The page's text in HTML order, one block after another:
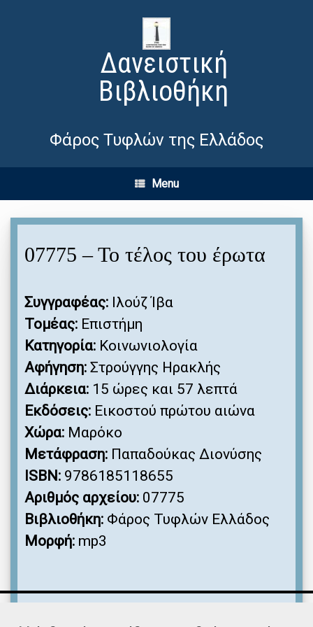
Δανειστική
Βιβλιοθήκη
Φάρος Τυφλών της Ελλάδος
Menu
07775 – Το τέλος του έρωτα
Συγγραφέας: Ιλούζ Ίβα
Τομέας: Επιστήμη
Κατηγορία: Κοινωνιολογία
Αφήγηση: Στρούγγης Ηρακλής
Διάρκεια: 15 ώρες και 57 λεπτά
Εκδόσεις: Εικοστού πρώτου αιώνα
Χώρα: Μαρόκο
Μετάφραση: Παπαδούκας Διονύσης
ISBN: 9786185118655
Αριθμός αρχείου: 07775
Βιβλιοθήκη: Φάρος Τυφλών Ελλάδος
Μορφή: mp3